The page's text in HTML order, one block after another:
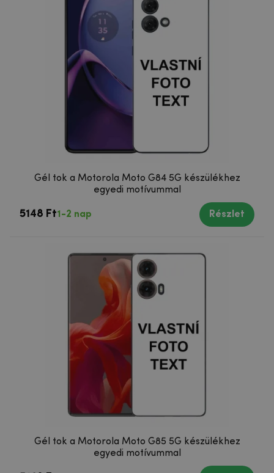
Gél tok a Motorola Moto G84 5G készülékhez
egyedi motívummal
5148 Ft1-2 nap Részlet
Gél tok a Motorola Moto G85 5G készülékhez
egyedi motívummal